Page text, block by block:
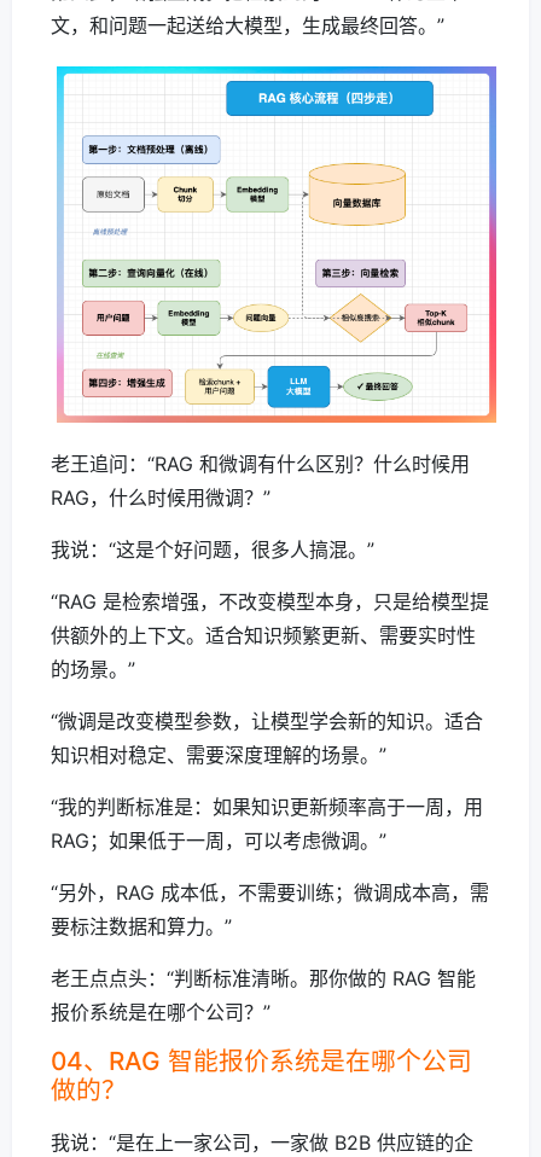
文，和问题一起送给大模型，生成最终回答。”
老王追问：“RAG 和微调有什么区别？什么时候用
RAG，什么时候用微调？”
我说：“这是个好问题，很多人搞混。”
“RAG 是检索增强，不改变模型本身，只是给模型提
供额外的上下文。适合知识频繁更新、需要实时性
的场景。”
“微调是改变模型参数，让模型学会新的知识。适合
知识相对稳定、需要深度理解的场景。”
“我的判断标准是：如果知识更新频率高于一周，用
RAG；如果低于一周，可以考虑微调。”
“另外，RAG 成本低，不需要训练；微调成本高，需
要标注数据和算力。”
老王点点头：“判断标准清晰。那你做的 RAG 智能
报价系统是在哪个公司？”
04、RAG 智能报价系统是在哪个公司
做的？
我说：“是在上一家公司，一家做 B2B 供应链的企